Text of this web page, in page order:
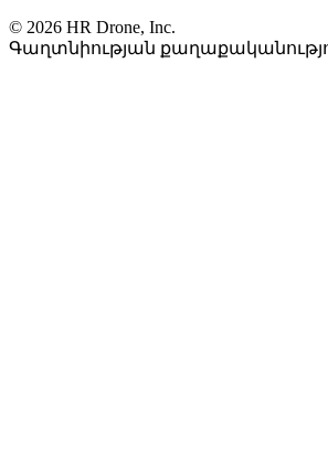
© 2026 HR Drone, Inc.
Գաղտնիության